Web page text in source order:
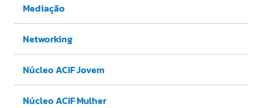
Mediação
Networking
Núcleo ACIF Jovem
Núcleo ACIF Mulher